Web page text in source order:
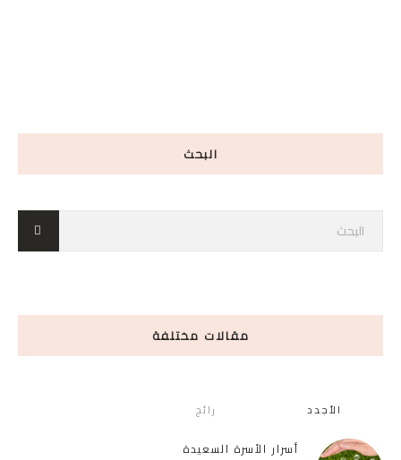
البحث
مقالات مختلفة
الأجدد رائج
أسرار الأسرة السعيدة